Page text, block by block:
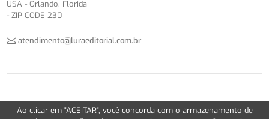
USA - Orlando, Florida
- ZIP CODE 230
atendimento@luraeditorial.com.br
© Copyright 2012-2026 -Política de Privacidade
Ao clicar em "ACEITAR", você concorda com o armazenamento de